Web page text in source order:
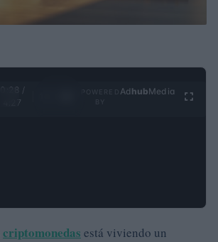
0:29 /
4:27
Ad hubMedia
criptomonedas está viviendo un